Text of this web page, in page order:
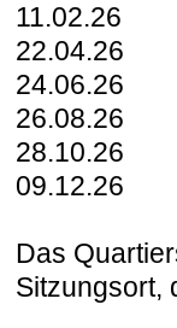
11.02.26
22.04.26
24.06.26
26.08.26
28.10.26
09.12.26
Das
Sitzungsort,